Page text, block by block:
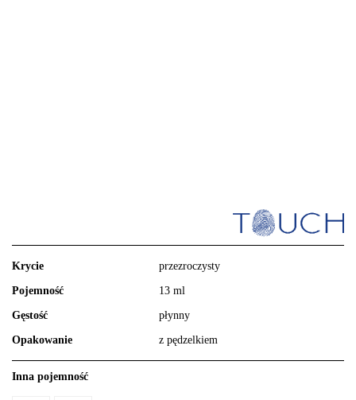
Krycie przezroczysty
Pojemność 13 ml
Gęstość płynny
Opakowanie z pędzelkiem
Inna pojemność